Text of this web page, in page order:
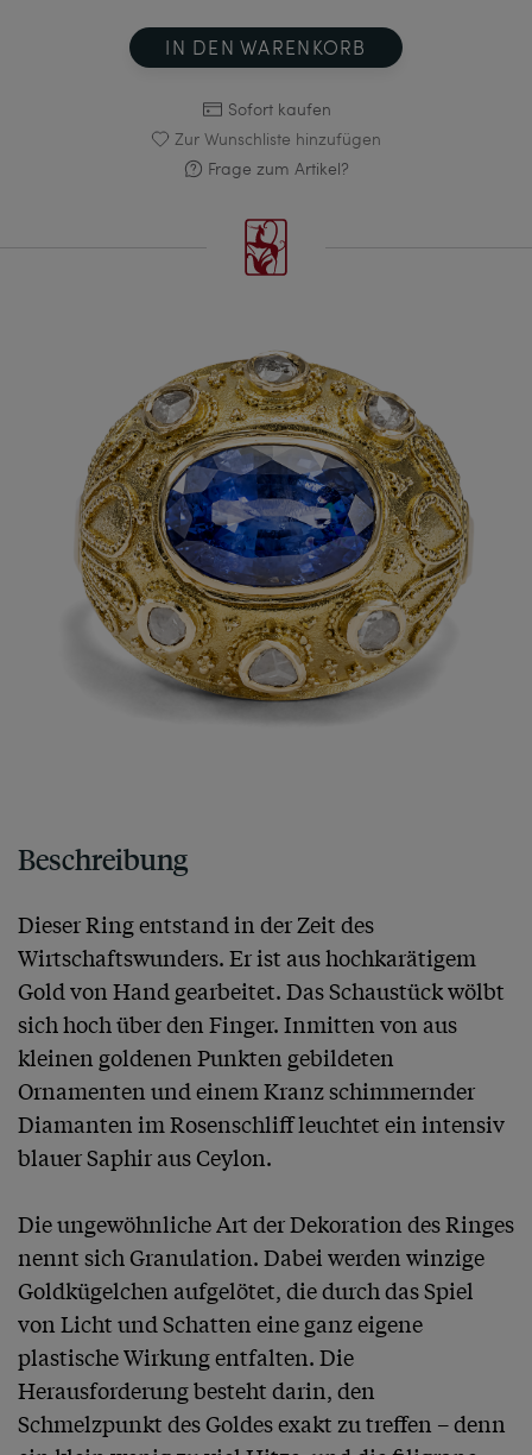
IN DEN WARENKORB
Sofort kaufen
Zur Wunschliste hinzufügen
Frage zum Artikel?
Beschreibung
Dieser Ring entstand in der Zeit des
Wirtschaftswunders. Er ist aus hochkarätigem
Gold von Hand gearbeitet. Das Schaustück wölbt
sich hoch über den Finger. Inmitten von aus
kleinen goldenen Punkten gebildeten
Ornamenten und einem Kranz schimmernder
Diamanten im Rosenschliff leuchtet ein intensiv
blauer Saphir aus Ceylon.
Die ungewöhnliche Art der Dekoration des Ringes
nennt sich Granulation. Dabei werden winzige
Goldkügelchen aufgelötet, die durch das Spiel
von Licht und Schatten eine ganz eigene
plastische Wirkung entfalten. Die
Herausforderung besteht darin, den
Schmelzpunkt des Goldes exakt zu treffen – denn